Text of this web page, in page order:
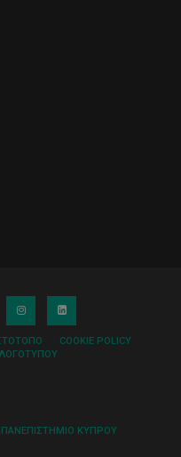
COOKIE POLICY
ΚΥΠΡΟΥ